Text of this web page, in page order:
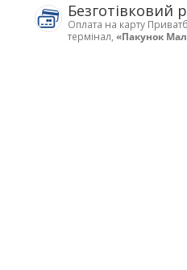
Безготівковий
Оплата на карту
термінал, «Пакунок